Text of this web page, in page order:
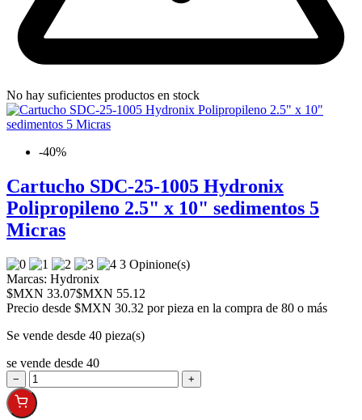
No hay suficientes productos en stock
-40%
Cartucho SDC-25-1005 Hydronix
Polipropileno 2.5" x 10" sedimentos 5
Micras
3 Opinione(s)
Marcas: Hydronix
$MXN 33.07$MXN 55.12
Precio desde $MXN 30.32 por pieza en la compra de 80 o más
Se vende desde 40 pieza(s)
se vende desde 40
− +